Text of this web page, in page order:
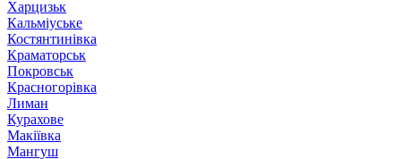
Харцизьк
Кальміуське
Костянтинівка
Краматорськ
Покровськ
Красногорівка
Лиман
Курахове
Макіївка
Мангуш